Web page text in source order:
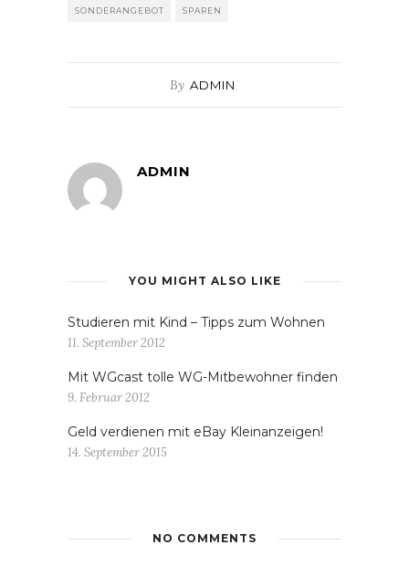
SONDERANGEBOT SPAREN
By ADMIN
ADMIN
YOU MIGHT ALSO LIKE
Studieren mit Kind – Tipps zum Wohnen
11. September 2012
Mit WGcast tolle WG-Mitbewohner finden
9. Februar 2012
Geld verdienen mit eBay Kleinanzeigen!
14. September 2015
NO COMMENTS